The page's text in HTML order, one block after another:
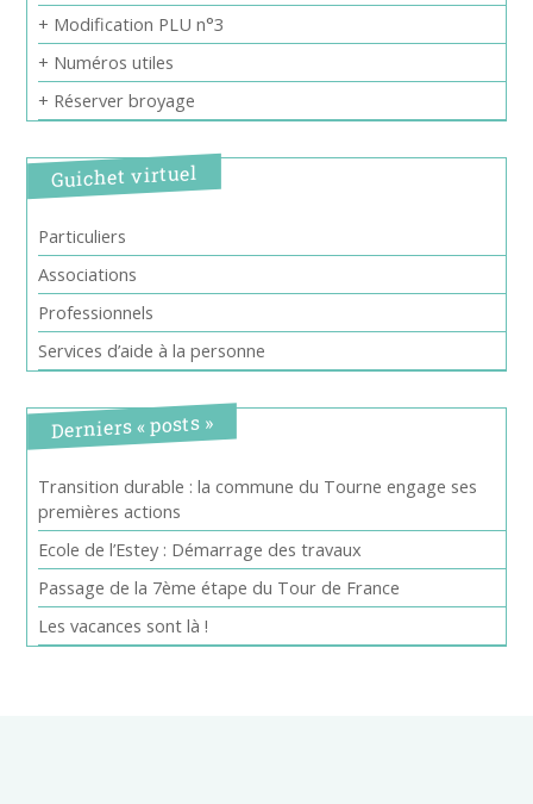
+ Modification PLU n°3
+ Numéros utiles
+ Réserver broyage
Guichet virtuel
Particuliers
Associations
Professionnels
Services d’aide à la personne
Derniers « posts »
Transition durable : la commune du Tourne engage ses
premières actions
Ecole de l’Estey : Démarrage des travaux
Passage de la 7ème étape du Tour de France
Les vacances sont là !